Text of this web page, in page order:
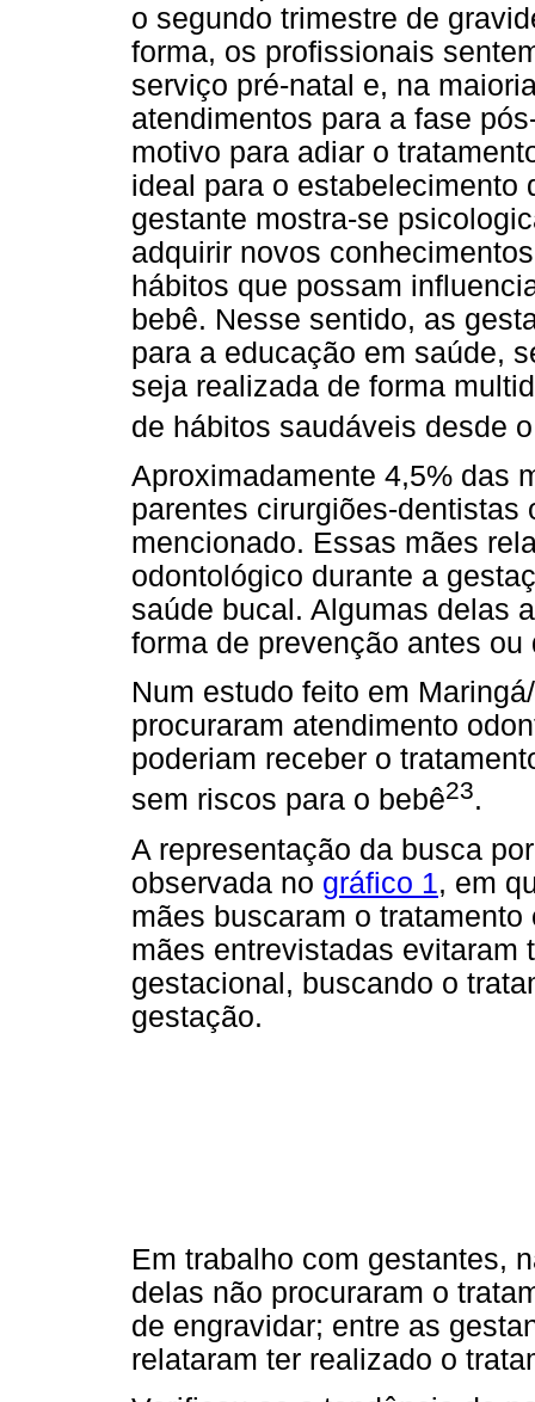
o segundo trimestre de
forma, os profissionais
serviço pré-natal e, na
atendimentos para a fase
motivo para adiar o
ideal para o estabelecimento
gestante mostra-se
adquirir novos
hábitos que possam
bebê. Nesse sentido, as
para a educação em saúde,
seja realizada de forma
de hábitos saudáveis desde
Aproximadamente 4,5% das
parentes cirurgiões-
mencionado. Essas mães
odontológico durante a
saúde bucal. Algumas delas
forma de prevenção antes
Num estudo feito em
procuraram atendimento
poderiam receber o
sem riscos para o bebê23.
A representação da busca
observada no gráfico 1, em
mães buscaram o
mães entrevistadas evitaram
gestacional, buscando o
gestação.
Em trabalho com gestantes,
delas não procuraram o
de engravidar; entre as
relataram ter realizado o